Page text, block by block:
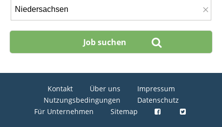
×
Kontakt Über uns
Impressum
Nutzungsbedingungen
Datenschutz
Für Unternehmen
Sitemap